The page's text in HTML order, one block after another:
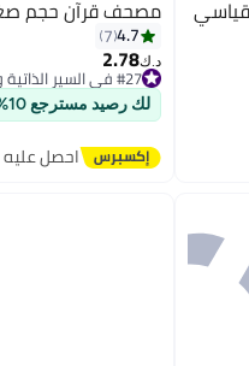
القياسي مصحف قرآن حجم صغير
4.7
7
د.ك‏2.78
#27 في السير الذاتية والمذكرات الدينية
#27 في السير الذاتية والمذكرات الدينية
لك رصيد مسترجع 10%
احصل عليه